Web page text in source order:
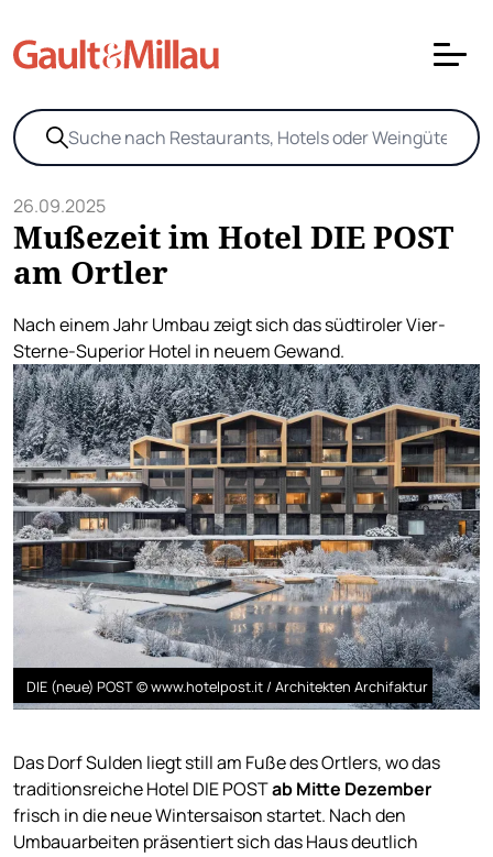
26.09.2025
Mußezeit im Hotel DIE POST
am Ortler
Nach einem Jahr Umbau zeigt sich das südtiroler Vier-
Sterne-Superior Hotel in neuem Gewand.
DIE (neue) POST © www.hotelpost.it / Architekten Archifaktur
Das Dorf Sulden liegt still am Fuße des Ortlers, wo das
traditionsreiche Hotel DIE POSTab Mitte Dezember
frisch in die neue Wintersaison startet. Nach den
Umbauarbeiten präsentiert sich das Haus deutlich